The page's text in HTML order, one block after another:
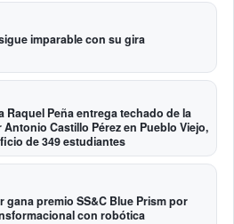
imparable con su gira
Raquel Peña entrega techado de la
Antonio Castillo Pérez en Pueblo Viejo,
de 349 estudiantes
gana premio SS&C Blue Prism por
con robótica